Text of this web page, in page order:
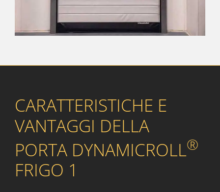
CARATTERISTICHE E
VANTAGGI DELLA
PORTA DYNAMICROLL®
FRIGO 1